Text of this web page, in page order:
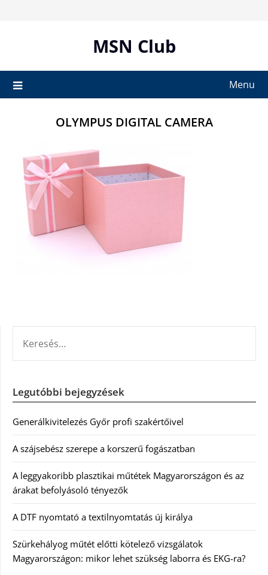
MSN Club
Menu
OLYMPUS DIGITAL CAMERA
Legutóbbi bejegyzések
Generálkivitelezés Győr profi szakértőivel
A szájsebész szerepe a korszerű fogászatban
A leggyakoribb plasztikai műtétek Magyarországon és az
árakat befolyásoló tényezők
A DTF nyomtató a textilnyomtatás új királya
Szürkehályog műtét előtti kötelező vizsgálatok
Magyarországon: mikor lehet szükség laborra és EKG-ra?